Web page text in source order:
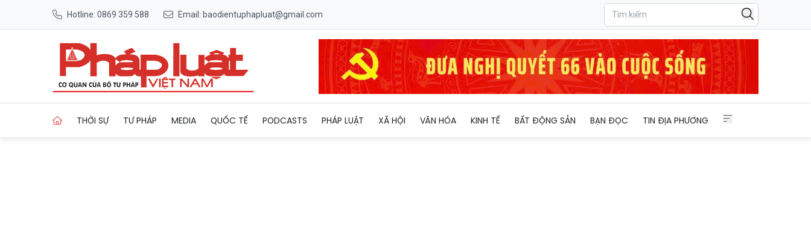
Hotline: 0869 359 588 Email: baodientuphapluat@gmail.com
THỜI SỰ TƯ PHÁP MEDIA QUỐC TẾ PODCASTS PHÁP LUẬT XÃ HỘI VĂN HÓA KINH TẾ BẤT ĐỘNG SẢN BẠN ĐỌC TIN ĐỊA PHƯƠNG